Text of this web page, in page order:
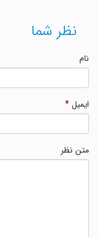
نظر شما
ایمیل*
متن نظر